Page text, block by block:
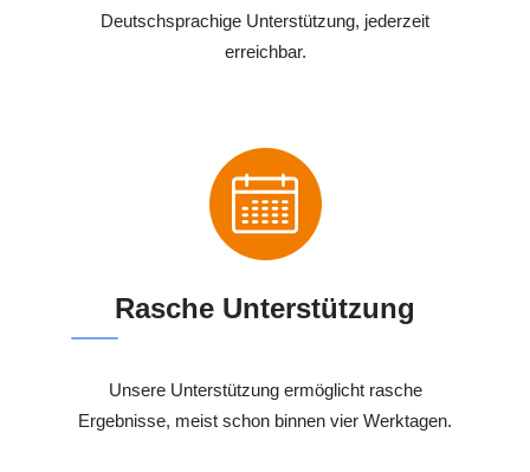
Deutschsprachige Unterstützung, jederzeit
erreichbar.
Rasche Unterstützung
Unsere Unterstützung ermöglicht rasche
Ergebnisse, meist schon binnen vier Werktagen.